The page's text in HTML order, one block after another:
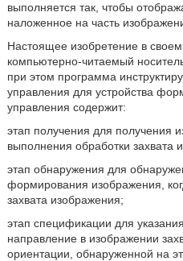
выполняется так, чтобы
наложенное на часть
Настоящее изобретение в
компьютерно-читаемый
при этом программа
управления для устройства
управления содержит:
этап получения для получения
выполнения обработки захвата
этап обнаружения для
формирования изображения,
захвата изображения;
этап спецификации для
направление в изображении
ориентации, обнаруженной на